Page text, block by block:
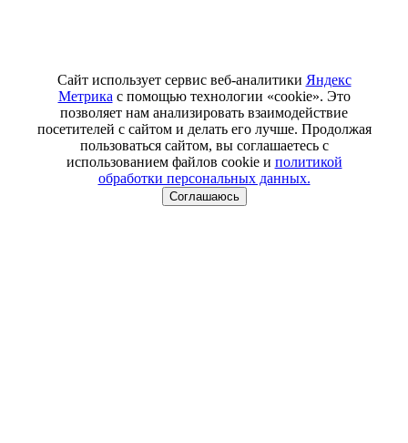
Сайт использует сервис веб-аналитики Яндекс
Метрика с помощью технологии «cookie». Это
позволяет нам анализировать взаимодействие
посетителей с сайтом и делать его лучше. Продолжая
пользоваться сайтом, вы соглашаетесь с
использованием файлов cookie и политикой
обработки персональных данных.
Соглашаюсь